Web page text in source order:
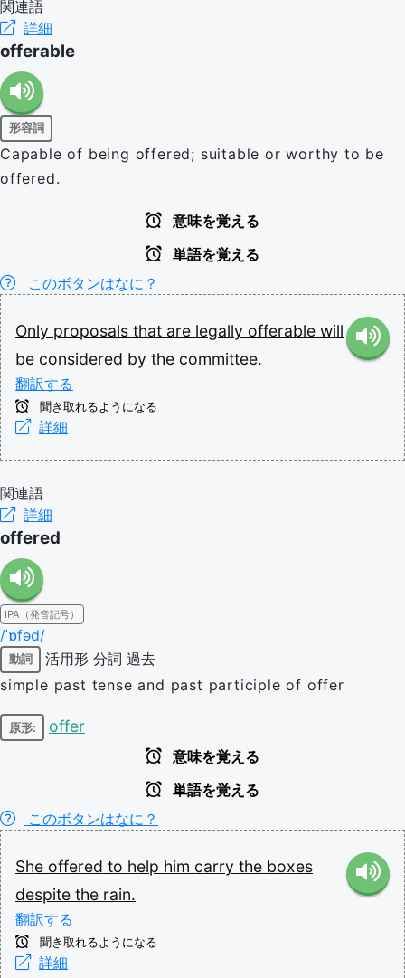
関連語
詳細
offerable
形容詞
Capable of being offered; suitable or worthy to be
offered.
意味を覚える
単語を覚える
このボタンはなに？
Only proposals that are legally offerable will
be considered by the committee.
翻訳する
聞き取れるようになる
詳細
関連語
詳細
offered
IPA（発音記号）
/ˈɒfəd/
動詞 活用形 分詞 過去
simple past tense and past participle of offer
原形: offer
意味を覚える
単語を覚える
このボタンはなに？
She offered to help him carry the boxes
despite the rain.
翻訳する
聞き取れるようになる
詳細